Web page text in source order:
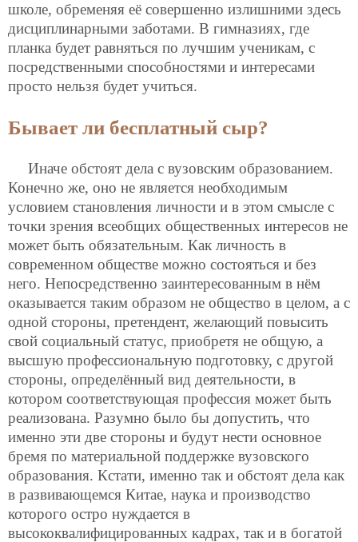
школе, обременяя её совершенно излишними здесь
дисциплинарными заботами. В гимназиях, где
планка будет равняться по лучшим ученикам, с
посредственными способностями и интересами
просто нельзя будет учиться.
Бывает ли бесплатный сыр?
Иначе обстоят дела с вузовским образованием.
Конечно же, оно не является необходимым
условием становления личности и в этом смысле с
точки зрения всеобщих общественных интересов не
может быть обязательным. Как личность в
современном обществе можно состояться и без
него. Непосредственно заинтересованным в нём
оказывается таким образом не общество в целом, а с
одной стороны, претендент, желающий повысить
свой социальный статус, приобретя не общую, а
высшую профессиональную подготовку, с другой
стороны, определённый вид деятельности, в
котором соответствующая профессия может быть
реализована. Разумно было бы допустить, что
именно эти две стороны и будут нести основное
бремя по материальной поддержке вузовского
образования. Кстати, именно так и обстоят дела как
в развивающемся Китае, наука и производство
которого остро нуждается в
высококвалифицированных кадрах, так и в богатой